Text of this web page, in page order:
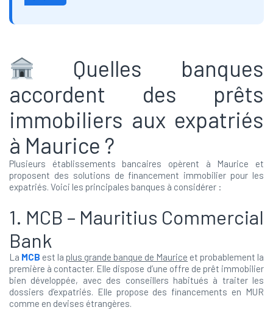
Quelles banques
accordent des prêts
immobiliers aux expatriés
à Maurice ?
Plusieurs établissements bancaires opèrent à Maurice et
proposent des solutions de financement immobilier pour les
expatriés. Voici les principales banques à considérer :
1. MCB – Mauritius Commercial
Bank
La MCB est la plus grande banque de Maurice et probablement la
première à contacter. Elle dispose d’une offre de prêt immobilier
bien développée, avec des conseillers habitués à traiter les
dossiers d’expatriés. Elle propose des financements en MUR
comme en devises étrangères.